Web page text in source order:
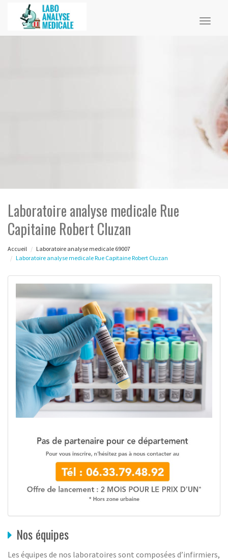
Laboratoire analyse medicale Rue
Capitaine Robert Cluzan
Accueil
Laboratoire analyse medicale 69007
Laboratoire analyse medicale Rue Capitaine Robert Cluzan
Nos équipes
Les équipes de nos laboratoires sont composées d’infirmiers,